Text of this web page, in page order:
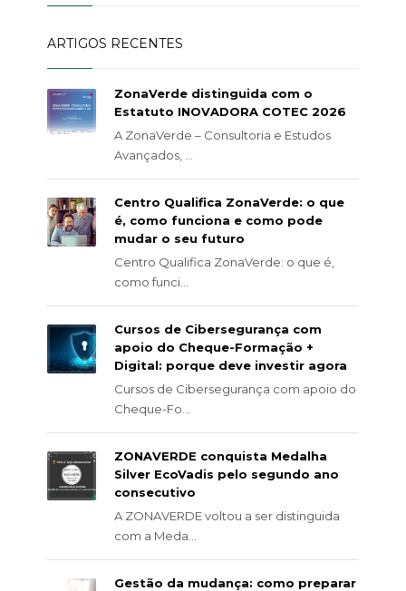
ARTIGOS RECENTES
ZonaVerde distinguida com o
Estatuto INOVADORA COTEC 2026
A ZonaVerde – Consultoria e Estudos
Avançados, ...
Centro Qualifica ZonaVerde: o que
é, como funciona e como pode
mudar o seu futuro
Centro Qualifica ZonaVerde: o que é,
como funci...
Cursos de Cibersegurança com
apoio do Cheque-Formação +
Digital: porque deve investir agora
Cursos de Cibersegurança com apoio do
Cheque-Fo...
ZONAVERDE conquista Medalha
Silver EcoVadis pelo segundo ano
consecutivo
A ZONAVERDE voltou a ser distinguida
com a Meda...
Gestão da mudança: como preparar